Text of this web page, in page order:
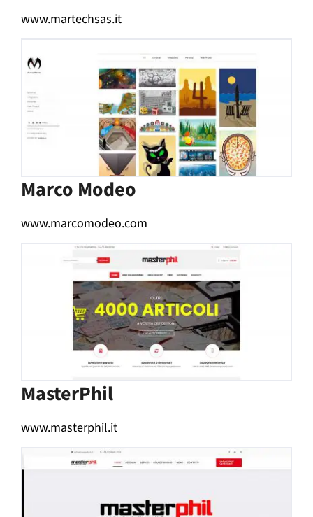
www.martechsas.it
Marco Modeo
www.marcomodeo.com
MasterPhil
www.masterphil.it